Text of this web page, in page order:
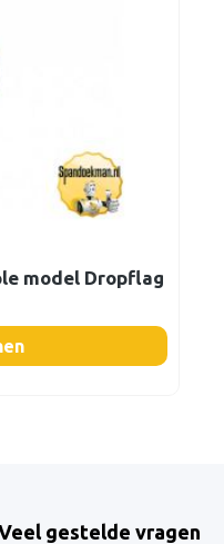
model Dropflag
gestelde vragen